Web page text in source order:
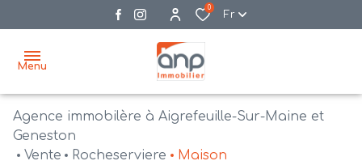
0
Fr
Menu
accueil
Agence immobilère à Aigrefeuille-Sur-Maine et
Geneston
Vente
Rocheserviere Maison